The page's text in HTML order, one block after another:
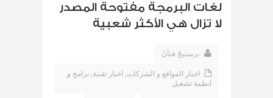
لغات البرمجة مفتوحة المصدر
لا تزال هي الأكثر شعبية
برستيجً فنآنً
اخبار المواقع و الشركات, اخبار تقنية, برامج و
انظمة تشغيل